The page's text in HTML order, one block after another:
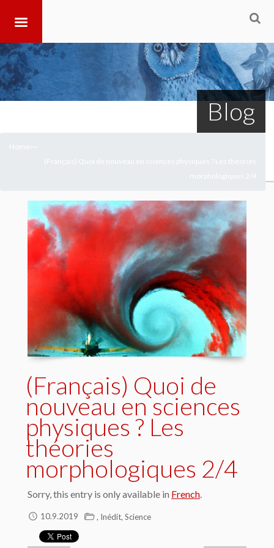
Blog
(Français) Quoi de
nouveau en sciences
physiques ? Les
théories
morphologiques 2/4
Sorry, this entry is only available in French.
10.9.2019 , Inédit, Science